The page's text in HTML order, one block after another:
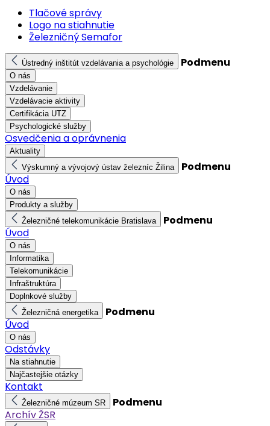
Tlačové správy
Logo na stiahnutie
Železničný Semafor
Ústredný inštitút vzdelávania a psychológie Podmenu
O nás
Vzdelávanie
Vzdelávacie aktivity
Certifikácia UTZ
Psychologické služby
Osvedčenia a oprávnenia
Aktuality
Výskumný a vývojový ústav železníc Žilina
Podmenu
Úvod
O nás
Produkty a služby
Železničné telekomunikácie Bratislava
Podmenu
Úvod
O nás
Informatika
Telekomunikácie
Infraštruktúra
Doplnkové služby
Železničná energetika
Podmenu
Úvod
O nás
Odstávky
Na stiahnutie
Najčastejšie otázky
Kontakt
Železničné múzeum SR
Podmenu
Archív ŽSR